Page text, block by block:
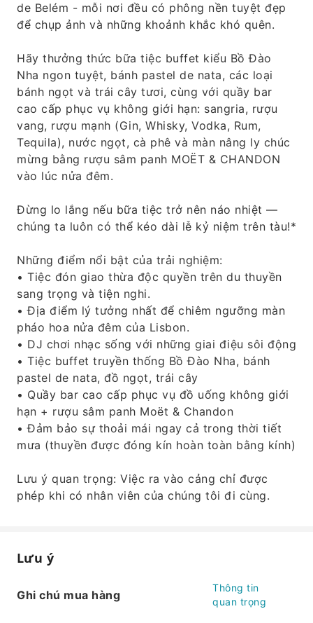
de Belém - mỗi nơi đều có phông nền tuyệt đẹp
để chụp ảnh và những khoảnh khắc khó quên.
Hãy thưởng thức bữa tiệc buffet kiểu Bồ Đào
Nha ngon tuyệt, bánh pastel de nata, các loại
bánh ngọt và trái cây tươi, cùng với quầy bar
cao cấp phục vụ không giới hạn: sangria, rượu
vang, rượu mạnh (Gin, Whisky, Vodka, Rum,
Tequila), nước ngọt, cà phê và màn nâng ly chúc
mừng bằng rượu sâm panh MOËT & CHANDON
vào lúc nửa đêm.
Đừng lo lắng nếu bữa tiệc trở nên náo nhiệt —
chúng ta luôn có thể kéo dài lễ kỷ niệm trên tàu!*
Những điểm nổi bật của trải nghiệm:
• Tiệc đón giao thừa độc quyền trên du thuyền
sang trọng và tiện nghi.
• Địa điểm lý tưởng nhất để chiêm ngưỡng màn
pháo hoa nửa đêm của Lisbon.
• DJ chơi nhạc sống với những giai điệu sôi động
• Tiệc buffet truyền thống Bồ Đào Nha, bánh
pastel de nata, đồ ngọt, trái cây
• Quầy bar cao cấp phục vụ đồ uống không giới
hạn + rượu sâm panh Moët & Chandon
• Đảm bảo sự thoải mái ngay cả trong thời tiết
mưa (thuyền được đóng kín hoàn toàn bằng kính)
Lưu ý quan trọng: Việc ra vào cảng chỉ được
phép khi có nhân viên của chúng tôi đi cùng.
Lưu ý
Ghi chú mua hàng
Thông tin
quan trọng